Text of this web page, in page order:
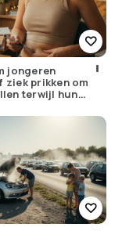
jongeren
ziek prikken om
terwijl hun